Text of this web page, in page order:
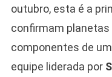
outubro, esta é a
confirmam
componentes de
equipe liderada por